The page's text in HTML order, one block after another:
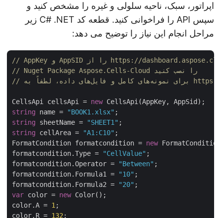
اپراتور، سبک، ناحیه سلولی و غیره را مشخص کنید و
سپس API را فراخوانی کنید. قطعه کد C# .NET زیر
مراحل انجام این نیاز را توضیح می دهد:
// Nuget Package Aspose.Cells-Cloud را نصب کنید
CellsApi cellsApi = new
string name = "BOOK1.xlsx"
string sheetName = "SHEET1"
string cellArea = "A1:C10"
FormatCondition formatcondition = new
formatcondition.Type = "CellValue"
formatcondition.Operator = "Between"
formatcondition.Formula1 = "10"
formatcondition.Formula2 = "20"
var color = new Color();
color.A = 1
color.R = 132